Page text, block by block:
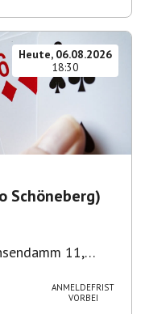
Heute, 06.08.2026
18:30
Schöneberg)
11,
ANMELDEFRIST
VORBEI